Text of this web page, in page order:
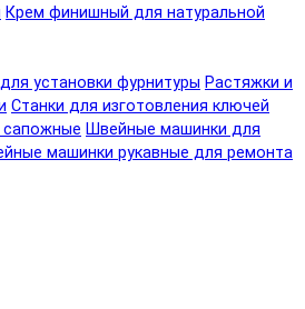
Крем финишный для натуральной
установки фурнитуры Растяжки и
Станки для изготовления ключей
Швейные машинки для
машинки рукавные для ремонта